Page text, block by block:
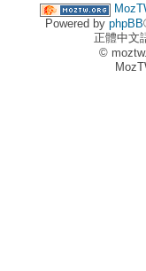
Powered by phpBB
正體中文
©